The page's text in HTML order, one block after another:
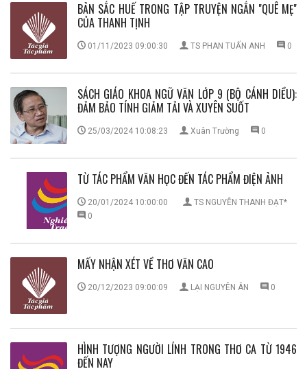
BẢN SẮC HUẾ TRONG TẬP TRUYỆN NGẮN ''QUÊ MẸ''
CỦA THANH TỊNH
01/11/2023 09:00:30 TS PHAN TUẤN ANH 0
SÁCH GIÁO KHOA NGỮ VĂN LỚP 9 (BỘ CÁNH DIỀU):
ĐẢM BẢO TÍNH GIẢM TẢI VÀ XUYÊN SUỐT
25/03/2024 10:08:23 Xuân Trường 0
TỪ TÁC PHẨM VĂN HỌC ĐẾN TÁC PHẨM ĐIỆN ẢNH
20/01/2024 10:00:00
TS NGUYỄN THANH ĐẠT*
0
MẤY NHẬN XÉT VỀ THƠ VĂN CAO
20/12/2023 09:00:09 LẠI NGUYÊN ÂN 0
HÌNH TƯỢNG NGƯỜI LÍNH TRONG THƠ CA TỪ 1946
ĐẾN NAY